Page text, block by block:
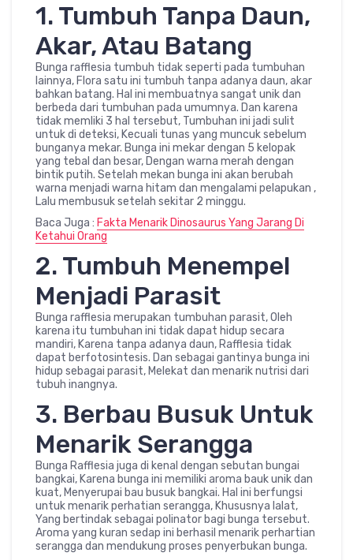
1. Tumbuh Tanpa Daun,
Akar, Atau Batang
Bunga rafflesia tumbuh tidak seperti pada tumbuhan
lainnya, Flora satu ini tumbuh tanpa adanya daun, akar
bahkan batang. Hal ini membuatnya sangat unik dan
berbeda dari tumbuhan pada umumnya. Dan karena
tidak memliki 3 hal tersebut, Tumbuhan ini jadi sulit
untuk di deteksi, Kecuali tunas yang muncuk sebelum
bunganya mekar. Bunga ini mekar dengan 5 kelopak
yang tebal dan besar, Dengan warna merah dengan
bintik putih. Setelah mekan bunga ini akan berubah
warna menjadi warna hitam dan mengalami pelapukan ,
Lalu membusuk setelah sekitar 2 minggu.
Baca Juga : Fakta Menarik Dinosaurus Yang Jarang Di
Ketahui Orang
2. Tumbuh Menempel
Menjadi Parasit
Bunga rafflesia merupakan tumbuhan parasit, Oleh
karena itu tumbuhan ini tidak dapat hidup secara
mandiri, Karena tanpa adanya daun, Rafflesia tidak
dapat berfotosintesis. Dan sebagai gantinya bunga ini
hidup sebagai parasit, Melekat dan menarik nutrisi dari
tubuh inangnya.
3. Berbau Busuk Untuk
Menarik Serangga
Bunga Rafflesia juga di kenal dengan sebutan bungai
bangkai, Karena bunga ini memiliki aroma bauk unik dan
kuat, Menyerupai bau busuk bangkai. Hal ini berfungsi
untuk menarik perhatian serangga, Khususnya lalat,
Yang bertindak sebagai polinator bagi bunga tersebut.
Aroma yang kuran sedap ini berhasil menarik perhartian
serangga dan mendukung proses penyerbukan bunga.